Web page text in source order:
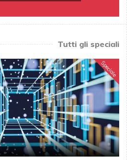
Tutti gli speciali
Speciale